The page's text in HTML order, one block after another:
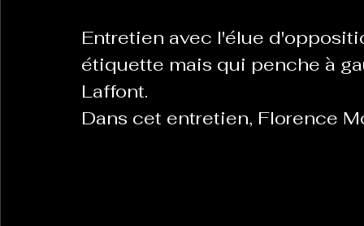
La Revanche des Cagoles Le Chabot La
Les Transversales Politique del païs Pour
Entretien avec l'élue
étiquette mais qui penche à
Laffont.
Dans cet entretien, Florence